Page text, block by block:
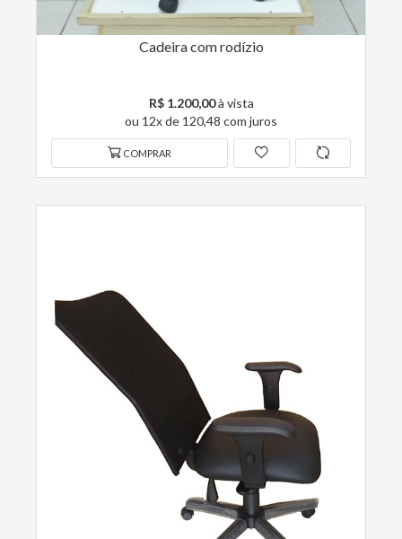
Cadeira com rodízio
R$ 1.200,00à vista
ou 12x de 120,48 com juros
COMPRAR